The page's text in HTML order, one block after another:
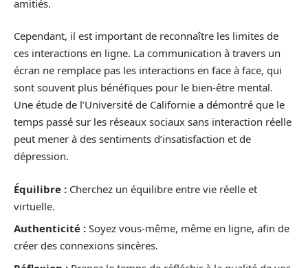
amitiés.
Cependant, il est important de reconnaître les limites de
ces interactions en ligne. La communication à travers un
écran ne remplace pas les interactions en face à face, qui
sont souvent plus bénéfiques pour le bien-être mental.
Une étude de l’Université de Californie a démontré que le
temps passé sur les réseaux sociaux sans interaction réelle
peut mener à des sentiments d’insatisfaction et de
dépression.
Équilibre : Cherchez un équilibre entre vie réelle et
virtuelle.
Authenticité : Soyez vous-même, même en ligne, afin de
créer des connexions sincères.